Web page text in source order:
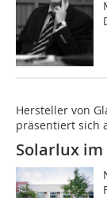
Hersteller von
präsentiert sich
Solarlux im